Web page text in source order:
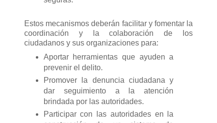
Estos mecanismos deberán facilitar y fomentar la
coordinación y la colaboración de los
ciudadanos y sus organizaciones para:
Aportar herramientas que ayuden a
prevenir el delito.
Promover la denuncia ciudadana y
dar seguimiento a la atención
brindada por las autoridades.
Participar con las autoridades en la